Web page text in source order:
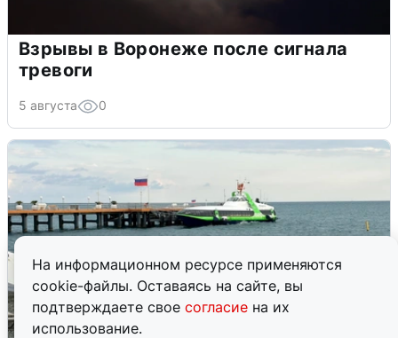
На информационном ресурсе применяются
cookie-файлы. Оставаясь на сайте, вы
подтверждаете свое согласие на их
использование.
Взрывы в Воронеже после сигнала
тревоги
5 августа 0